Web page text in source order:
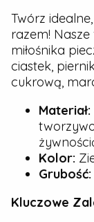
Twórz
razem!
miłośnika
ciastek,
cukrową,
Materiał:
Kolor:
Grubość:
Kluczowe